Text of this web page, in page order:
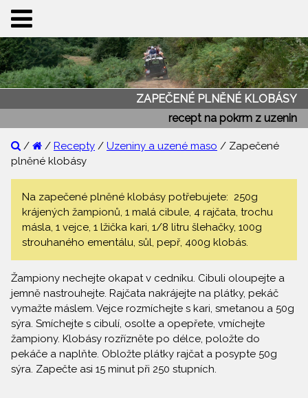
ZAPEČENÉ PLNĚNÉ KLOBÁSY
recept na pokrm z uzenin
/ / Recepty / Uzeniny a uzené maso / Zapečené
plněné klobásy
Na zapečené plněné klobásy potřebujete: 250g
krájených žampionů, 1 malá cibule, 4 rajčata, trochu
másla, 1 vejce, 1 lžička kari, 1/8 litru šlehačky, 100g
strouhaného ementálu, sůl, pepř, 400g klobás.
Žampiony nechejte okapat v cedníku. Cibuli oloupejte a
jemně nastrouhejte. Rajčata nakrájejte na plátky, pekáč
vymažte máslem. Vejce rozmíchejte s kari, smetanou a 50g
sýra. Smíchejte s cibulí, osolte a opepřete, vmíchejte
žampiony. Klobásy rozřízněte po délce, položte do
pekáče a naplňte. Obložte plátky rajčat a posypte 50g
sýra. Zapečte asi 15 minut při 250 stupních.